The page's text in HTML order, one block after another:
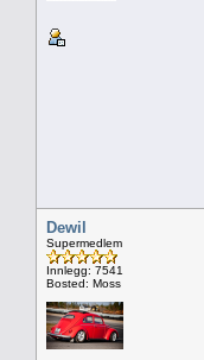
Dewil
Supermedlem
Innlegg: 7541
Bosted: Moss